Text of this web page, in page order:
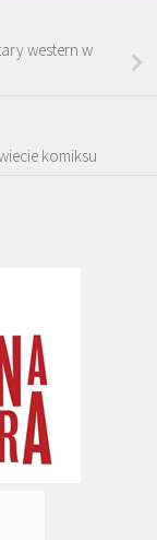
western w
komiksu